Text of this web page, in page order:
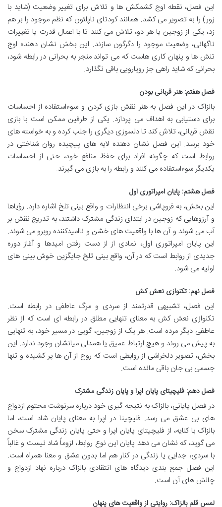
این فصل، نقطه اوج کشمکش ها و تلاش برای تغییر وضعیت (شاید با
زور) را به تصویر می کشد. همانند کودتای ناپلئون که نظم موجود را بر هم
زد، یکی از زوجین یا هر دو، تلاش می کنند تا با اعمال قدرت یا تغییرات
ناگهانی، وضعیت موجود را دگرگون سازند. این بخش نشان دهنده اوج
تنش ها و پنهان کاری هاست که می تواند منجر به بحرانی در رابطه شود،
بحرانی که شاید راهی جز رویارویی باقی نگذارد.
فصل هفتم: هنر قربانی بودن
بالزاک در این فصل به هنر نقش بازی کردن و سوءاستفاده از احساسات
برای دستیابی به اهداف می پردازد. یکی از طرفین ممکن است با بازی
نقش قربانی، تلاش کند تا دلسوزی دیگری را جلب کرده و به خواسته های
خود برسد. این فصل نشان دهنده لایه های پیچیده روان شناختی در
روابط است که چگونه افراد برای حفظ منافع خود، حتی از احساسات
یکدیگر سوءاستفاده می کنند و رابطه را به بازی می گیرند.
فصل هشتم: پایان امپراتوری اول
این بخش، به فروپاشی برخی انتظارات و واقع بینی تلخ اشاره دارد. رؤیاها
و آرزوهایی که زوجین در ابتدای زندگی مشترک داشتند، به تدریج نقش بر
آب می شوند و آن ها با واقعیت های خشن و ناامیدکننده روبرو می شوند.
این پایان امپراتوری اول، نمادی از از دست رفتن امیدها و آغاز دوره
جدیدی از روابط است که در آن، واقع بینی تلخ جایگزین خوش بینی های
اولیه می شود.
فصل نهم: تکنوازی نعش کش
این فصل، تشبیهی قدرتمند از سردی و مرگ عاطفی در رابطه است.
تکنوازی نعش کش به معنای تنهایی مطلق در رابطه ای است که از نظر
عاطفی دیگر مرده است. هر یک از زوجین، گویی در مسیر خود، به تنهایی
به پیش می روند و هیچ ارتباط عمیق یا همدلی میانشان وجود ندارد. این
بخش، تصویر دلخراشی از روابطی است که روح از آن ها پر کشیده و تنها
جسمی بی جان باقی مانده است.
فصل دهم: فلیچیتای پایان اپرا و پایان زندگی مشترک
در فصل پایانی، بالزاک به نتیجه گیری خود درباره سرنوشت محتوم ازدواج
های بی عشق می رسد. فلیچیتا در اپرا به معنای پایان شاد است، اما
بالزاک با کنایه، از فلیچیتای پایان اپرا و حتی پایان زندگی مشترک سخن
می گوید، که نشان می دهد پایان این نوع روابط، لزوماً شاد نیست و غالباً
با سردی، جدایی یا زندگی در کنار هم اما بدون عشق و معنا همراه است.
این فصل جمع بندی دیدگاه های انتقادی بالزاک درباره نهاد ازدواج و
چالش های آن است.
لمس قلم بالزاک: روایتی از واقعیت های پنهان